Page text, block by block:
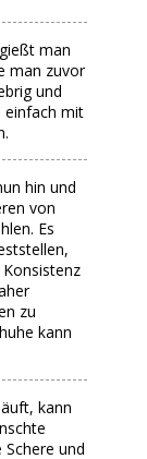
man
man zuvor
und
einfach mit
hin und
von
Es
zu
kann
kann
und